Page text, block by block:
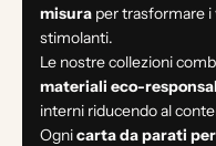
misura per trasformare i
stimolanti.
Le nostre collezioni
materiali eco-
interni riducendo al
Ognicarta da parati